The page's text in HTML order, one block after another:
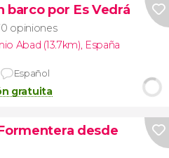
barco por Es Vedrá
opiniones
Abad (13.7km), España
Español
gratuita
desde